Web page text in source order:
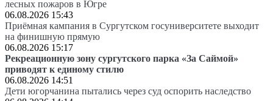
лесных пожаров в Югре
06.08.2026 15:43
Приёмная кампания в Сургутском госуниверситете выходит
на финишную прямую
06.08.2026 15:17
Рекреационную зону сургутского парка «За Саймой»
приводят к единому стилю
06.08.2026 14:51
Дети югорчанина пытались через суд оспорить наследство